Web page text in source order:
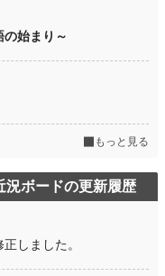
始まり～
もっと見る
況ボードの更新履歴
しました。